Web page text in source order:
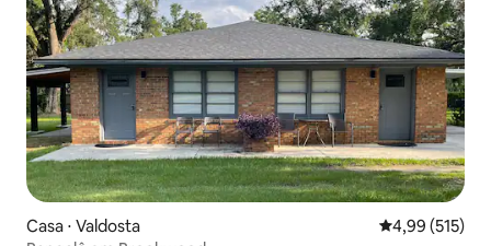
Casa ⋅ Valdosta 4,99 de uma
4,99 (515)